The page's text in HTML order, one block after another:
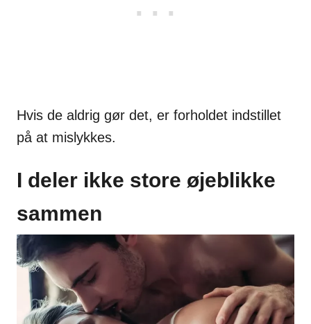
Hvis de aldrig gør det, er forholdet indstillet
på at mislykkes.
I deler ikke store øjeblikke
sammen